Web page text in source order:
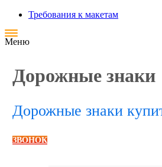
Требования к макетам
Меню
Дорожные знаки
Дорожные знаки
ЗВОНОК